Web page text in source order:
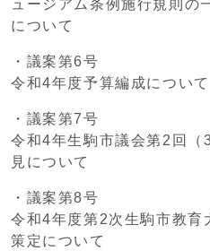
ュージアム条例施行規則の
について
・議案第6号
令和4年度予算編成について
・議案第7号
令和4年生駒市議会第2回（
見について
・議案第8号
令和4年度第2次生駒市教育
策定について